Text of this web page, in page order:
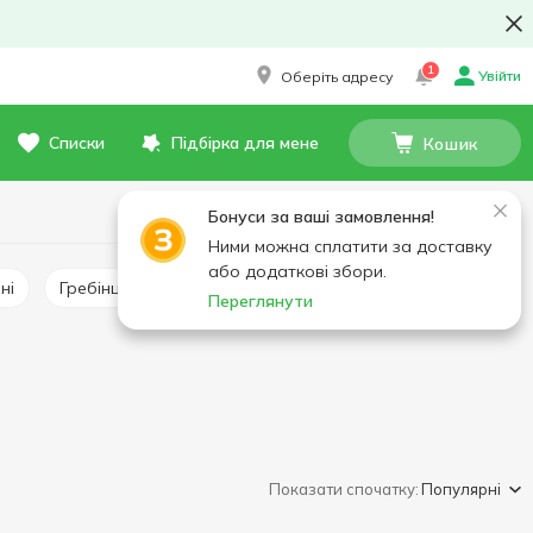
Оберіть адресу 1 Увійти
Списки Підбірка для мене Кошик
Бонуси за ваші замовлення!
Ними можна сплатити за доставку
або додаткові збори.
Переглянути
Гребінці заморожені Равлики заморожені
Показати спочатку:Популярні